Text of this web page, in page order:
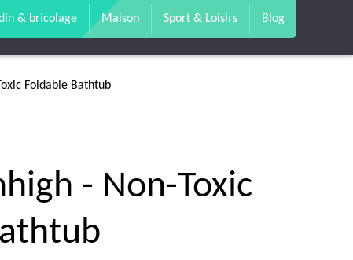
& bricolage Maison Sport & Loisirs Blog
Foldable Bathtub
- Non-Toxic